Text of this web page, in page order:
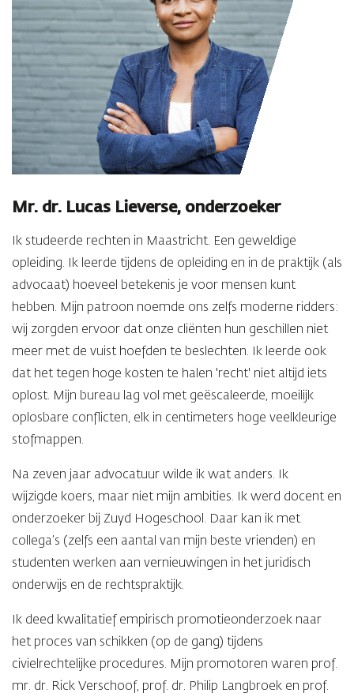
Mr. dr. Lucas Lieverse, onderzoeker
Ik studeerde rechten in Maastricht. Een geweldige
opleiding. Ik leerde tijdens de opleiding en in de praktijk (als
advocaat) hoeveel betekenis je voor mensen kunt
hebben. Mijn patroon noemde ons zelfs moderne ridders:
wij zorgden ervoor dat onze cliënten hun geschillen niet
meer met de vuist hoefden te beslechten. Ik leerde ook
dat het tegen hoge kosten te halen 'recht' niet altijd iets
oplost. Mijn bureau lag vol met geëscaleerde, moeilijk
oplosbare conflicten, elk in centimeters hoge veelkleurige
stofmappen.
Na zeven jaar advocatuur wilde ik wat anders. Ik
wijzigde koers, maar niet mijn ambities. Ik werd docent en
onderzoeker bij Zuyd Hogeschool. Daar kan ik met
collega’s (zelfs een aantal van mijn beste vrienden) en
studenten werken aan vernieuwingen in het juridisch
onderwijs en de rechtspraktijk.
Ik deed kwalitatief empirisch promotieonderzoek naar
het proces van schikken (op de gang) tijdens
civielrechtelijke procedures. Mijn promotoren waren prof.
mr. dr. Rick Verschoof, prof. dr. Philip Langbroek en prof.